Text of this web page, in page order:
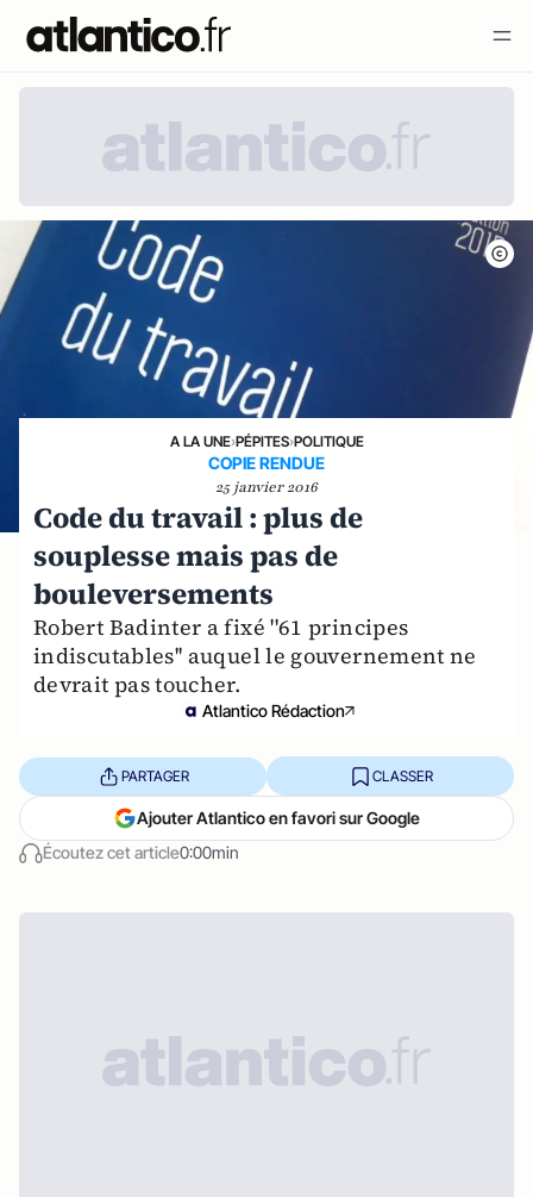
A LA UNE›PÉPITES›POLITIQUE
COPIE RENDUE
25 janvier 2016
Code du travail : plus de
souplesse mais pas de
bouleversements
Robert Badinter a fixé ''61 principes
indiscutables'' auquel le gouvernement ne
devrait pas toucher.
Atlantico Rédaction
Écoutez cet article0:00min
PARTAGER CLASSER
Ajouter Atlantico en favori sur Google